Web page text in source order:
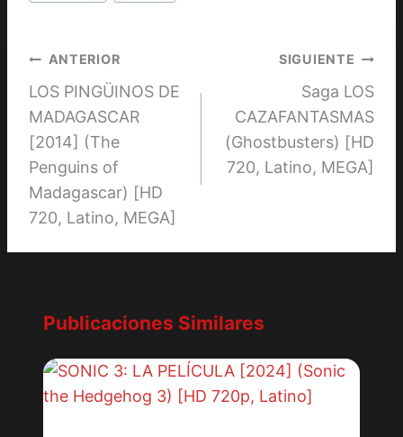
Navegación
de
entradas
ANTERIOR
LOS PINGÜINOS DE
MADAGASCAR
[2014] (The
Penguins of
Madagascar) [HD
720, Latino, MEGA]
SIGUIENTE
Saga LOS
CAZAFANTASMAS
(Ghostbusters) [HD
720, Latino, MEGA]
Publicaciones Similares